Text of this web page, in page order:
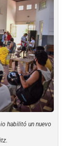
habilitó un nuevo